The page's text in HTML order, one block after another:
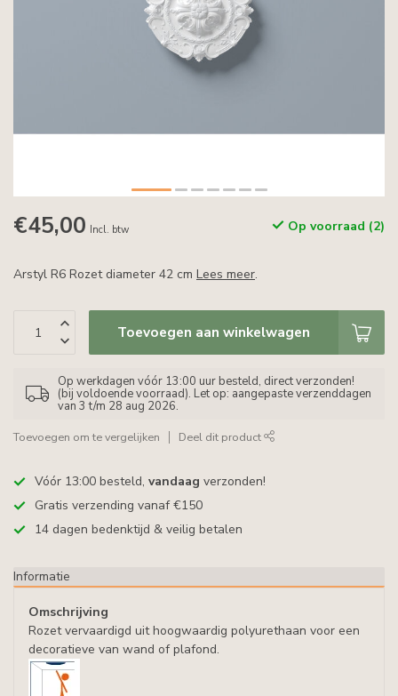
€45,00 Incl. btw Op voorraad (2)
Arstyl R6 Rozet diameter 42 cm Lees meer.
Toevoegen aan winkelwagen
Op werkdagen vóór 13:00 uur besteld, direct verzonden!
(bij voldoende voorraad). Let op: aangepaste verzenddagen
van 3 t/m 28 aug 2026.
Toevoegen om te vergelijken Deel dit product
Vóór 13:00 besteld, vandaag verzonden!
Gratis verzending vanaf €150
14 dagen bedenktijd & veilig betalen
Informatie
Omschrijving
Rozet vervaardigd uit hoogwaardig polyurethaan voor een
decoratieve van wand of plafond.